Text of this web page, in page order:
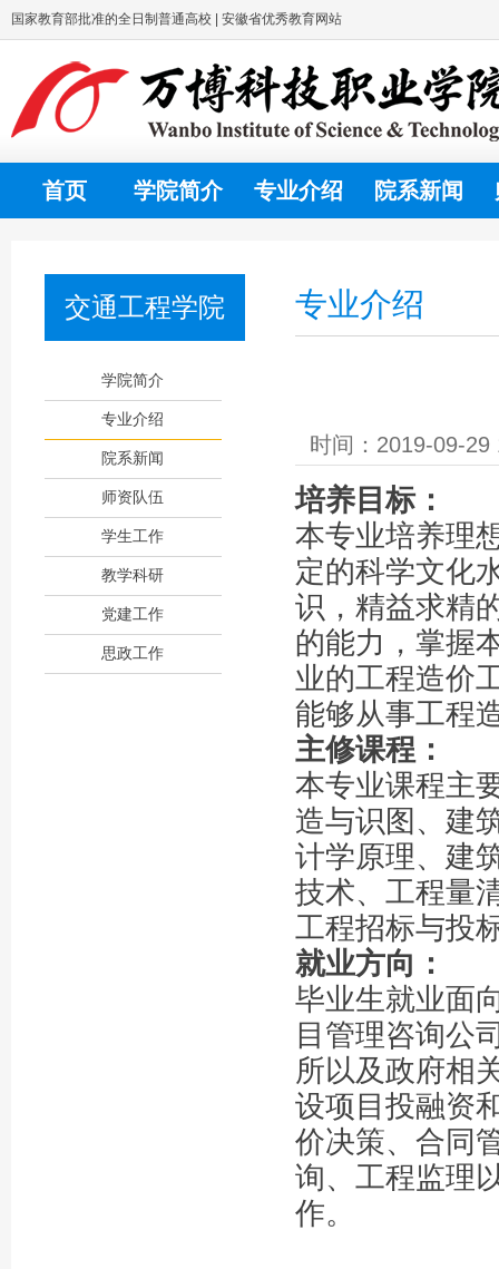
国家教育部批准的全日制普通高校 | 安徽省优秀教育网站
首页 学院简介 专业介绍 院系新闻
交通工程学院
学院简介
专业介绍
院系新闻
师资队伍
学生工作
教学科研
党建工作
思政工作
专业介绍
时间：2019-09-
培养目标：
本专业培养理
定的科学文化
识，精益求精
的能力，掌握
业的工程造价
能够从事工程
主修课程：
本专业课程主
造与识图、建
计学原理、建
技术、工程量
工程招标与投
就业方向：
毕业生就业面
目管理咨询公
所以及政府相
设项目投融资
价决策、合同
询、工程监理
作。